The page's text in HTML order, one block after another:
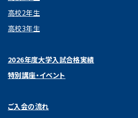
高校2年生
高校3年生
2026年度大学入試合格実績
特別講座・イベント
ご入会の流れ